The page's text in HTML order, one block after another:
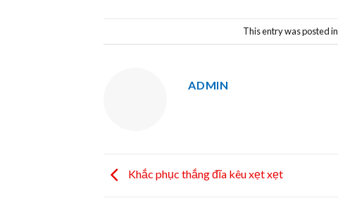
This entry was posted in
ADMIN
Khắc phục thắng đĩa kêu xẹt xẹt